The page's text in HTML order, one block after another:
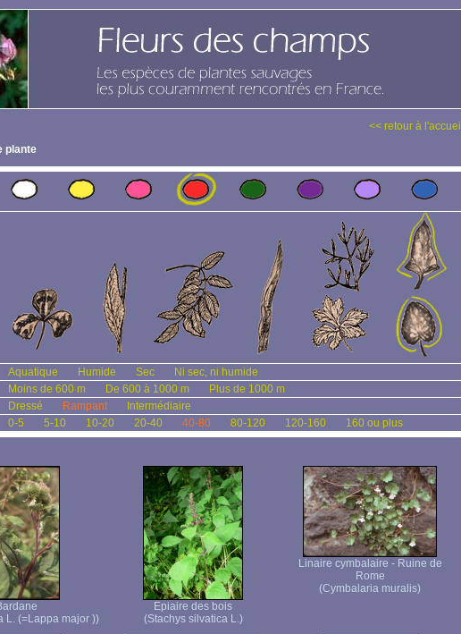
<< retour à l'accueil
plante
Aquatique Humide Sec
Ni sec, ni humide
Moins de 600 m De 600 à 1000 m
Plus de 1000 m
Dressé Rampant
Intermédiaire
0-5 5-10 10-20 20-40 40-80 80-120 120-160 160 ou plus
L. (=Lappa major ))
Epiaire des bois
(Stachys silvatica L.)
Linaire cymbalaire - Ruine de
Rome
(Cymbalaria muralis)